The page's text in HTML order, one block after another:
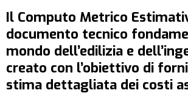
Il Computo Metrico
documento tecnico
mondo dell’edilizia e
creato con l’obiettivo di
stima dettagliata dei costi